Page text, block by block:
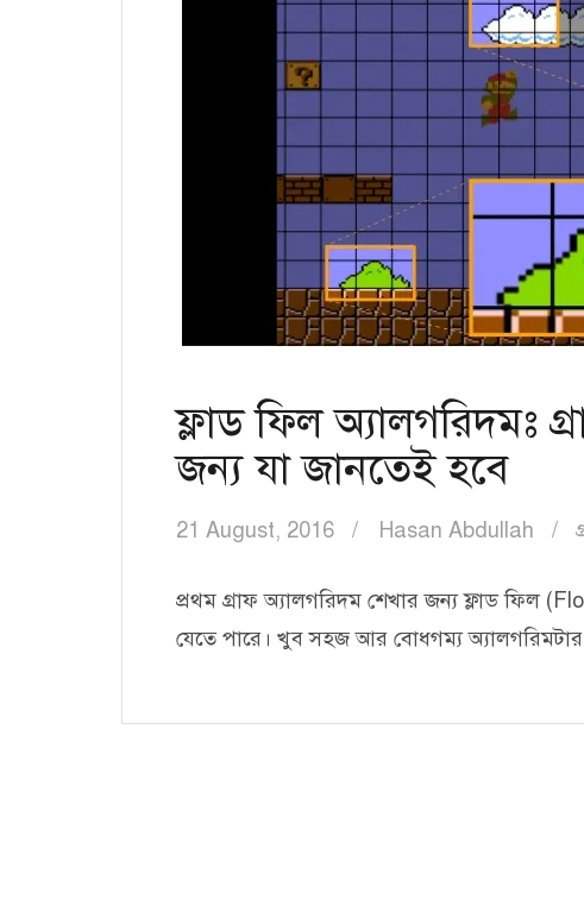
ফ্লাড ফিল অ্যালগরিদমঃ
জন্য যা জানতেই হবে
21 August, 2016 Hasan Abdullah
প্রথম গ্রাফ অ্যালগরিদম শেখার জন্য ফ্লাড ফিল
যেতে পারে। খুব সহজ আর বোধগম্য